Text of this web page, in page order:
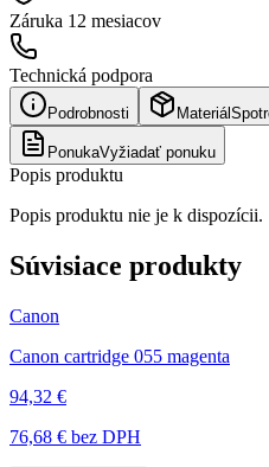
Záruka 12 mesiacov
Technická podpora
Podrobnosti Materiál
PonukaVyžiadať ponuku
Popis produktu
Popis produktu nie je k dispozícii.
Súvisiace produkty
Canon
Canon cartridge 055 magenta
94,32 €
76,68 € bez DPH